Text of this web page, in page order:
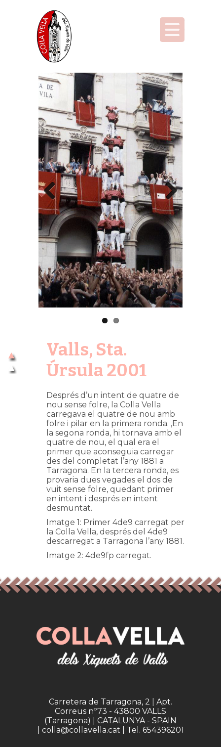
Previous Next
Valls, Sta.
Úrsula 2001
Després d’un intent de quatre de
nou sense folre, la Colla Vella
carregava el quatre de nou amb
folre i pilar en la primera ronda. ,En
la segona ronda, hi tornava amb el
quatre de nou, el qual era el
primer que aconseguia carregar
des del completat l’any 1881 a
Tarragona. En la tercera ronda, es
provaria dues vegades el dos de
vuit sense folre, quedant primer
en intent i després en intent
desmuntat.
Imatge 1: Primer 4de9 carregat per
la Colla Vella, després del 4de9
descarregat a Tarragona l’any 1881.
Imatge 2: 4de9fp carregat.
Carretera de Tarragona, 2 | Apt.
Correus nº73 - 43800 VALLS
(Tarragona) | CATALUNYA - SPAIN
| colla@collavella.cat | Tel. 654396201